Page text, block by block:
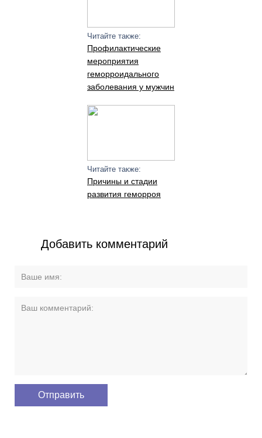
Читайте также:
Профилактические
мероприятия
геморроидального
заболевания у мужчин
Читайте также:
Причины и стадии
развития геморроя
Добавить комментарий